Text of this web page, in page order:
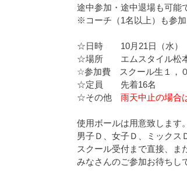
途中参加・途中退場も可能
※コーチ（1名以上）も参加
☆日時 10月21日（水）
☆場所 エムスタイル松本
☆参加費 スクール生１
☆定員 先着16名
☆その他 雨天中止の場合
使用ボールは用意致します。
男子Ｄ、女子Ｄ、ミックス
スクール受付まで直接、ま
みなさんのご参加お待ちし